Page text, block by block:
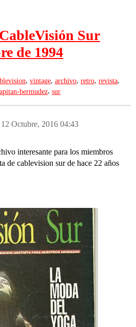
Sur
de 1994
, vintage, archivo, retro, revista,
bermudez, sur
12 Octubre, 2016 04:43
interesante para los miembros
de cablevision sur de hace 22 años